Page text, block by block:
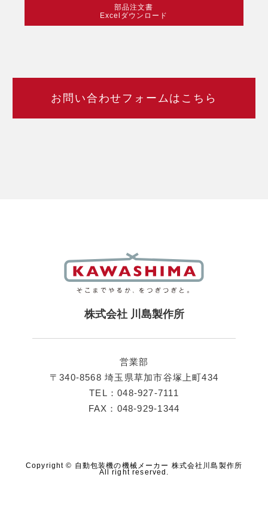
部品注文書
Excelダウンロード
お問い合わせフォームはこちら
株式会社 川島製作所
営業部
〒340-8568 埼玉県草加市谷塚上町434
TEL：048-927-7111
FAX：048-929-1344
Copyright © 自動包装機の機械メーカー 株式会社川島製作所
All right reserved.